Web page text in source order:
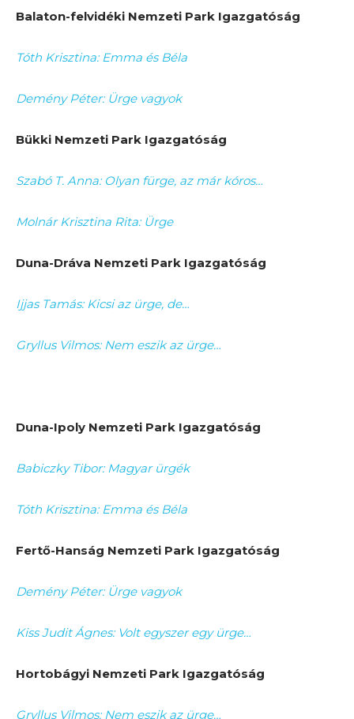
Balaton-felvidéki Nemzeti Park Igazgatóság
Tóth Krisztina: Emma és Béla
Demény Péter: Ürge vagyok
Bükki Nemzeti Park Igazgatóság
Szabó T. Anna: Olyan fürge, az már kóros…
Molnár Krisztina Rita: Ürge
Duna-Dráva Nemzeti Park Igazgatóság
Ijjas Tamás: Kicsi az ürge, de…
Gryllus Vilmos: Nem eszik az ürge…
Duna-Ipoly Nemzeti Park Igazgatóság
Babiczky Tibor: Magyar ürgék
Tóth Krisztina: Emma és Béla
Fertő-Hanság Nemzeti Park Igazgatóság
Demény Péter: Ürge vagyok
Kiss Judit Ágnes: Volt egyszer egy ürge…
Hortobágyi Nemzeti Park Igazgatóság
Gryllus Vilmos: Nem eszik az ürge…